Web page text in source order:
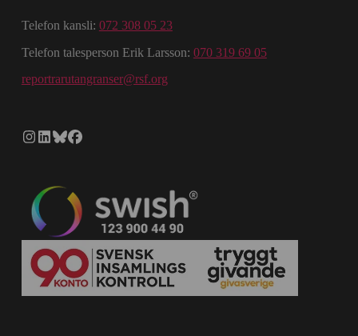
Telefon kansli: 072 308 05 23
Telefon talesperson Erik Larsson: 070 319 69 05
reportrarutangranser@rsf.org